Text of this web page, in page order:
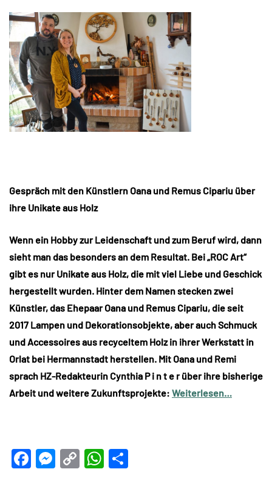
Gespräch mit den Künstlern Oana und Remus Cipariu über
ihre Unikate aus Holz
Wenn ein Hobby zur Leidenschaft und zum Beruf wird, dann
sieht man das besonders an dem Resultat. Bei „ROC Art“
gibt es nur Unikate aus Holz, die mit viel Liebe und Geschick
hergestellt wurden. Hinter dem Namen stecken zwei
Künstler, das Ehepaar Oana und Remus Cipariu, die seit
2017 Lampen und Dekorationsobjekte, aber auch Schmuck
und Accessoires aus recyceltem Holz in ihrer Werkstatt in
Orlat bei Hermannstadt herstellen. Mit Oana und Remi
sprach HZ-Redakteurin Cynthia P i n t e r über ihre bisherige
Arbeit und weitere Zukunftsprojekte: Weiterlesen…
Facebook
Messenger
CopyWhatsApp